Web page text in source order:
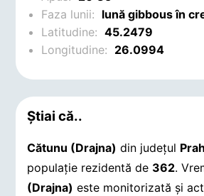
Faza lunii: lună gibbous în
Latitudine:45.2479
Longitudine: 26.0994
Știai că..
Cătunu (Drajna) din județul
populație rezidentă de 362.
(Drajna) este monitorizată și